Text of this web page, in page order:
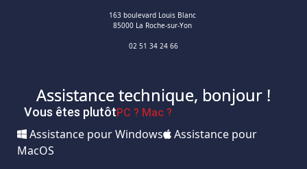
163 boulevard Louis Blanc
85000 La Roche-sur-Yon
02 51 34 24 66
Assistance technique, bonjour !
Vous êtes plutôtPC ? Mac ?
Assistance pour Windows
Assistance pour
MacOS